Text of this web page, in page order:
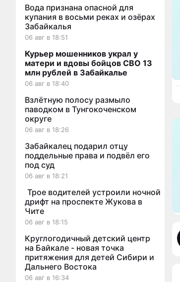
Вода признана опасной для
купания в восьми реках и озёрах
Забайкалья
06 авг в 18:51
Курьер мошенников украл у
матери и вдовы бойцов СВО 13
млн рублей в Забайкалье
06 авг в 18:40
Взлётную полосу размыло
паводком в Тунгокоченском
округе
06 авг в 18:26
Забайкалец подарил отцу
поддельные права и подвёл его
под суд
06 авг в 18:21
Трое водителей устроили ночной
дрифт на проспекте Жукова в
Чите
06 авг в 18:15
Круглогодичный детский центр
на Байкале - новая точка
притяжения для детей Сибири и
Дальнего Востока
06 авг в 16:34